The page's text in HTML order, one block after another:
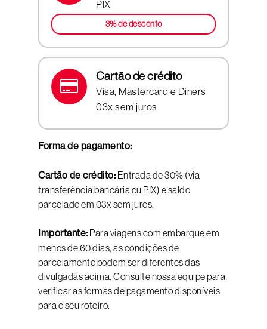
PIX
3% de desconto
Cartão de crédito
Visa, Mastercard e Diners
03x sem juros
Forma de pagamento:
Cartão de crédito: Entrada de 30% (via
transferência bancária ou PIX) e saldo
parcelado em 03x sem juros.
Importante: Para viagens com embarque em
menos de 60 dias, as condições de
parcelamento podem ser diferentes das
divulgadas acima. Consulte nossa equipe para
verificar as formas de pagamento disponíveis
para o seu roteiro.